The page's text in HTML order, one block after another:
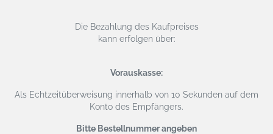
Die Bezahlung des Kaufpreises
kann erfolgen über:
Vorauskasse:
Als Echtzeitüberweisung innerhalb von 10 Sekunden auf dem
Konto des Empfängers.
Bitte Bestellnummer angeben